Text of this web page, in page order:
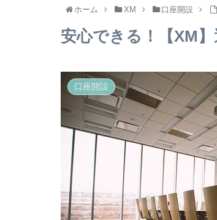
ホーム XM 口座開設
安心できる！【XM
口座開設